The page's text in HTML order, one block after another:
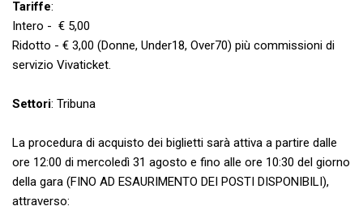
Tariffe:
Intero - € 5,00
Ridotto - € 3,00 (Donne, Under18, Over70) più commissioni di
servizio Vivaticket.
Settori: Tribuna
La procedura di acquisto dei biglietti sarà attiva a partire dalle
ore 12:00 di mercoledì 31 agosto e fino alle ore 10:30 del giorno
della gara (FINO AD ESAURIMENTO DEI POSTI DISPONIBILI),
attraverso: